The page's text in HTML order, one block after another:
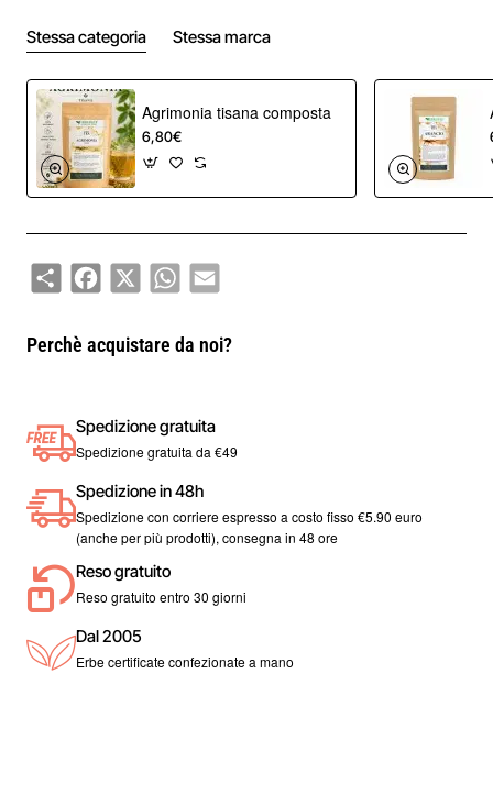
Marca: Erbologica
Qualità HACCP
Contenuto: busta da 100 grammi
Stessa categoria Stessa marca
Agrimonia tisana composta
6,80€
ShareFacebook
X WhatsAppEmail
Perchè acquistare da noi?
Spedizione gratuita
Spedizione gratuita da €49
Spedizione in 48h
Spedizione con corriere espresso a costo fisso €5.90 euro
(anche per più prodotti), consegna in 48 ore
Reso gratuito
Reso gratuito entro 30 giorni
Dal 2005
Erbe certificate confezionate a mano